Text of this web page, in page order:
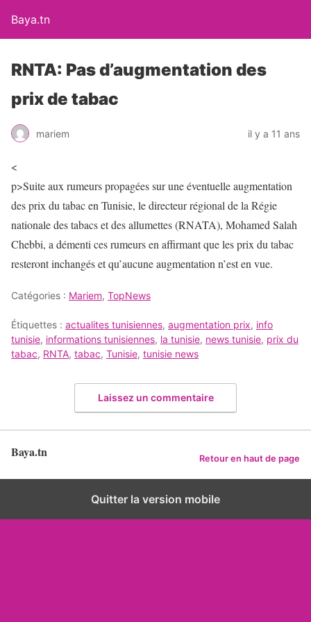
Baya.tn
RNTA: Pas d’augmentation des
prix de tabac
mariem il y a 11 ans
<
p>Suite aux rumeurs propagées sur une éventuelle augmentation
des prix du tabac en Tunisie, le directeur régional de la Régie
nationale des tabacs et des allumettes (RNATA), Mohamed Salah
Chebbi, a démenti ces rumeurs en affirmant que les prix du tabac
resteront inchangés et qu’aucune augmentation n’est en vue.
Catégories : Mariem, TopNews
Étiquettes : actualites tunisiennes, augmentation prix, info
tunisie, informations tunisiennes, la tunisie, news tunisie, prix du
tabac, RNTA, tabac, Tunisie, tunisie news
Laissez un commentaire
Baya.tn Retour en haut de page
Quitter la version mobile